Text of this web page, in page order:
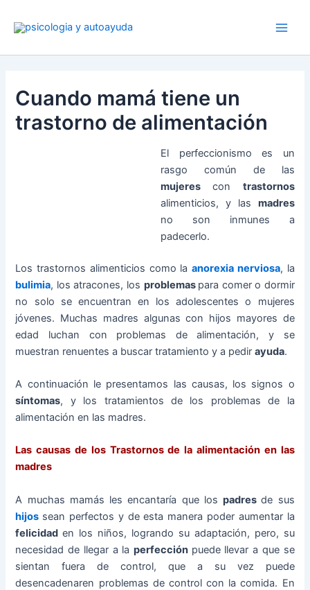
Cuando mamá tiene un
trastorno de alimentación
El perfeccionismo es un
rasgo común de las
mujeres con trastornos
alimenticios, y las madres
no son inmunes a
padecerlo.
Los trastornos alimenticios como laanorexia nerviosa, la
bulimia, los atracones, los problemas para comer o dormir
no solo se encuentran en los adolescentes o mujeres
jóvenes. Muchas madres algunas con hijos mayores de
edad luchan con problemas de alimentación, y se
muestran renuentes a buscar tratamiento y a pedirayuda.
A continuación le presentamos las causas, los signos o
síntomas, y los tratamientos de los problemas de la
alimentación en las madres.
Las causas de los Trastornos de la alimentación en las
madres
A muchas mamás les encantaría que lospadresde sus
hijos sean perfectos y de esta manera poder aumentar la
felicidaden los niños, logrando su adaptación, pero, su
necesidad de llegar a la perfección puede llevar a que se
sientan fuera de control, que a su vez puede
desencadenaren problemas de control con la comida. En